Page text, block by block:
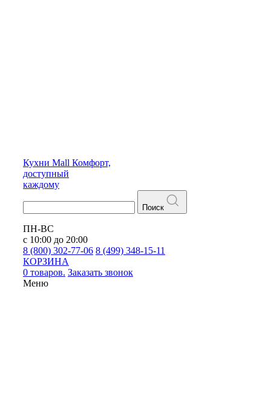
Кухни Mall Комфорт,
доступный
каждому
Поиск
ПН-ВС
с 10:00 до 20:00
8 (800) 302-77-06 8 (499) 348-15-11
КОРЗИНА
0 товаров. Заказать звонок
Меню